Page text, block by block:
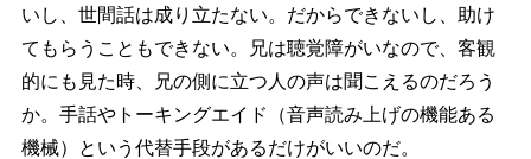
いし、世間話は成り立たない。だからできないし、助け
てもらうこともできない。兄は聴覚障がいなので、客観
的にも見た時、兄の側に立つ人の声は聞こえるのだろう
か。手話やトーキングエイド（音声読み上げの機能ある
機械）という代替手段があるだけがいいのだ。